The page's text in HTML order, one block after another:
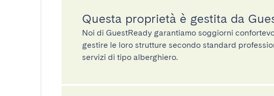
Questa proprietà è gestita da
Noi di GuestReady garantiamo soggiorni
gestire le loro strutture secondo standard
servizi di tipo alberghiero.